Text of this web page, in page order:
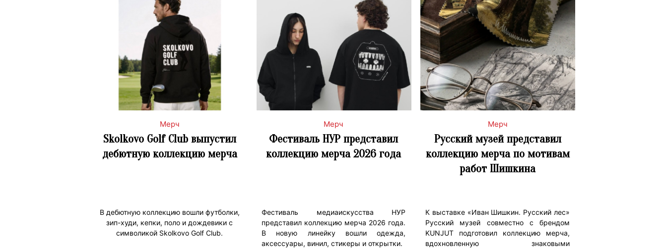
Мерч
Skolkovo Golf Club выпустил
дебютную коллекцию мерча
В дебютную коллекцию вошли футболки,
зип-худи, кепки, поло и дождевики с
символикой Skolkovo Golf Club.
Мерч
Фестиваль НУР представил
коллекцию мерча 2026 года
Фестиваль медиаискусства НУР
представил коллекцию мерча 2026 года.
В новую линейку вошли одежда,
аксессуары, винил, стикеры и открытки.
Мерч
Русский музей представил
коллекцию мерча по мотивам
работ Шишкина
К выставке «Иван Шишкин. Русский лес»
Русский музей совместно с брендом
KUNJUT подготовил коллекцию мерча,
вдохновленную знаковыми